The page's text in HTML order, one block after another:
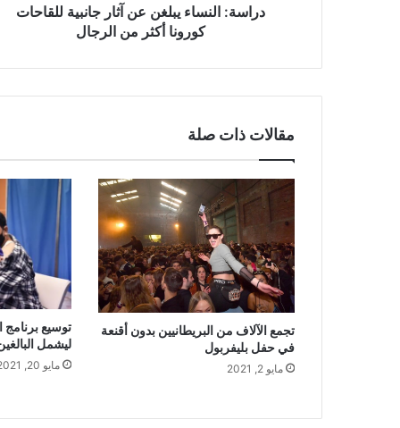
دراسة: النساء يبلغن عن آثار جانبية للقاحات
كورونا أكثر من الرجال
مقالات ذات صلة
تجمع الآلاف من البريطانيين بدون أقنعة
في حفل بليفربول
مايو 2, 2021
توسيع برنامج
ليشمل البالغين
مايو 20, 2021